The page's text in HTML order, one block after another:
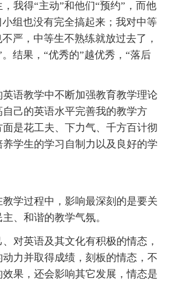
我得“主动”和他们“预约”，而他
组也没有完全搞起来；我对中等
严，中等生不熟练就放过去了，
结果，“优秀的”越优秀，“落后
语教学中不断加强教育教学理论
己的英语水平完善我的教学方
是花工夫、下力气、千方百计彻
学生的学习自制力以及良好的学
教学过程中，影响最深刻的是要关
、和谐的教学气氛。
对英语及其文化有积极的情态，
力并取得成绩，刻板的情态，不
果，还会影响其它发展，情态是